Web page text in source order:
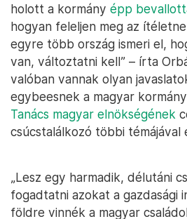
holott a kormány épp
hogyan feleljen meg az
egyre több ország ismeri el,
van, változtatni kell” – írta
valóban vannak olyan
egybeesnek a magyar
Tanács magyar elnökségének
csúcstalálkozó többi témájával
„Lesz egy harmadik, délutáni
fogadtatni azokat a gazdasági
földre vinnék a magyar